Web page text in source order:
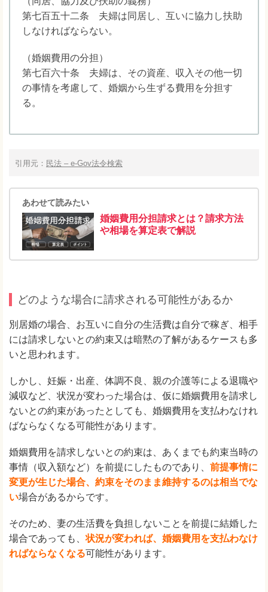
第七百五十二条 夫婦は同居し、互いに協力し扶助
しなければならない。
（婚姻費用の分担）
第七百六十条 夫婦は、その資産、収入その他一切
の事情を考慮して、婚姻から生ずる費用を分担す
る。
引用元： 民法 – e-Gov法令検索
あわせて読みたい
婚姻費用分担請求とは？請求方法
や相場を算定表で解説
どのような場合に請求される可能性があるか
別居婚の場合、お互いに自分の生活費は自分で稼ぎ、相手
には請求しないとの約束又は暗黙の了解があるケースも多
いと思われます。
しかし、妊娠・出産、体調不良、親の介護等による退職や
減収など、状況が変わった場合は、仮に婚姻費用を請求し
ないとの約束があったとしても、婚姻費用を支払わなけれ
ばならなくなる可能性があります。
婚姻費用を請求しないとの約束は、あくまでも約束当時の
事情（収入額など）を前提にしたものであり、 前提事情に
変更が生じた場合、約束をそのまま維持するのは相当でな
い場合があるからです。
そのため、妻の生活費を負担しないことを前提に結婚した
場合であっても、状況が変われば、婚姻費用を支払わなけ
ればならなくなる可能性があります。